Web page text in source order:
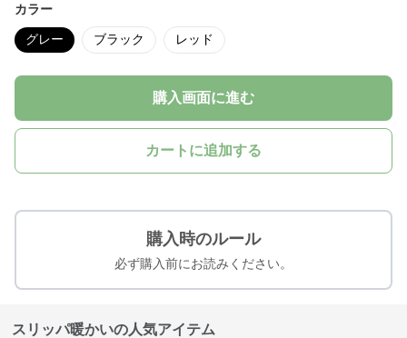
カラー
グレー ブラック レッド
購入画面に進む
カートに追加する
購入時のルール
必ず購入前にお読みください。
スリッパ暖かいの人気アイテム